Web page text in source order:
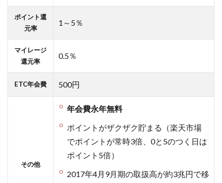
ポイント還
元率
1～5％
マイレージ
還元率
0.5％
ETC年会費 500円
その他
年会費永年無料
ポイントがザクザク貯まる（楽天市場
でポイントが常時3倍、0と5のつく日は
ポイント5倍）
2017年4月9月期の取扱高が約3兆円で移